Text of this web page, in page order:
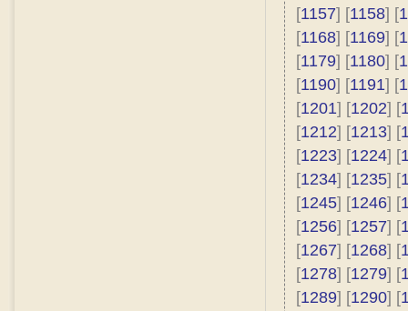
[1157] [1158] [
[1168] [1169] [
[1179] [1180] [
[1190] [1191] [
[1201] [1202] [
[1212] [1213] [
[1223] [1224] [
[1234] [1235] [
[1245] [1246] [
[1256] [1257] [
[1267] [1268] [
[1278] [1279] [
[1289] [1290] [